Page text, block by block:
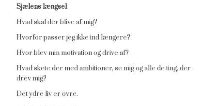
Sjælens længsel
Hvad skal der blive af mig?
Hvorfor passer jeg ikke ind længere?
Hvor blev min motivation og drive af?
Hvad skete der med ambitioner, se mig og alle de ting, der
drev mig?
Det ydre liv er ovre.